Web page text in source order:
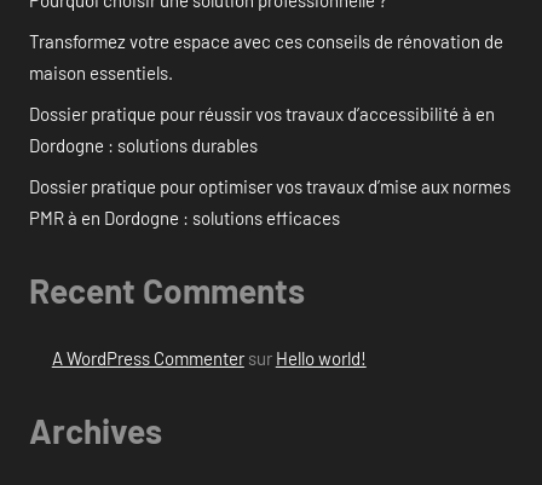
Transformez votre espace avec ces conseils de rénovation de
maison essentiels.
Dossier pratique pour réussir vos travaux d’accessibilité à en
Dordogne : solutions durables
Dossier pratique pour optimiser vos travaux d’mise aux normes
PMR à en Dordogne : solutions efficaces
Recent Comments
A WordPress Commentersur Hello world!
Archives